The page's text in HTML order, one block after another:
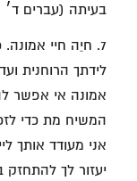
בעיתה (עברים ד׳ 14-16).
7. חיֵה חיי
לידתך הרוחנית
אמונה אי אפשר
המשיח מת כדי
אני מעודד אותך
יעזור לך להתחזק